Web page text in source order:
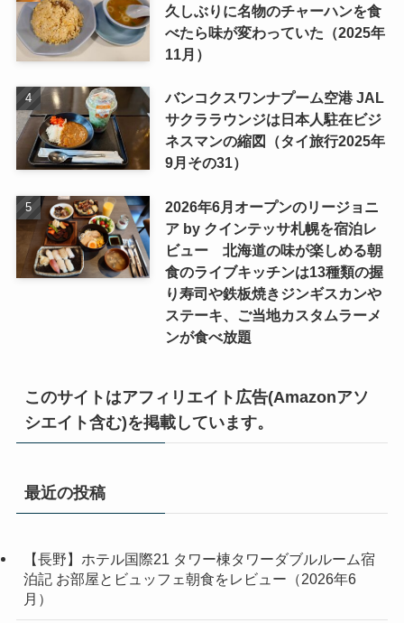
久しぶりに名物のチャーハンを食
べたら味が変わっていた（2025年
11月）
バンコクスワンナプーム空港 JAL
サクララウンジは日本人駐在ビジ
ネスマンの縮図（タイ旅行2025年
9月その31）
2026年6月オープンのリージョニ
ア by クインテッサ札幌を宿泊レ
ビュー 北海道の味が楽しめる朝
食のライブキッチンは13種類の握
り寿司や鉄板焼きジンギスカンや
ステーキ、ご当地カスタムラーメ
ンが食べ放題
このサイトはアフィリエイト広告(Amazonアソ
シエイト含む)を掲載しています。
最近の投稿
【長野】ホテル国際21 タワー棟タワーダブルルーム宿
泊記 お部屋とビュッフェ朝食をレビュー（2026年6
月）